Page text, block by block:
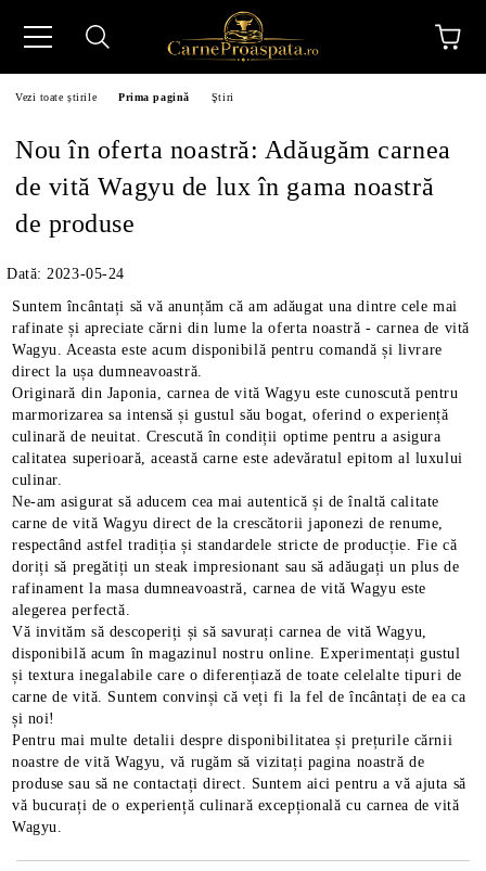
Vezi toate știrile Prima pagină Ştiri
Nou în oferta noastră: Adăugăm carnea
de vită Wagyu de lux în gama noastră
de produse
Dată: 2023-05-24
Suntem încântați să vă anunțăm că am adăugat una dintre cele mai
rafinate și apreciate cărni din lume la oferta noastră - carnea de vită
Wagyu. Aceasta este acum disponibilă pentru comandă și livrare
direct la ușa dumneavoastră.
Originară din Japonia, carnea de vită Wagyu este cunoscută pentru
marmorizarea sa intensă și gustul său bogat, oferind o experiență
culinară de neuitat. Crescută în condiții optime pentru a asigura
calitatea superioară, această carne este adevăratul epitom al luxului
culinar.
Ne-am asigurat să aducem cea mai autentică și de înaltă calitate
carne de vită Wagyu direct de la crescătorii japonezi de renume,
respectând astfel tradiția și standardele stricte de producție. Fie că
doriți să pregătiți un steak impresionant sau să adăugați un plus de
rafinament la masa dumneavoastră, carnea de vită Wagyu este
alegerea perfectă.
Vă invităm să descoperiți și să savurați carnea de vită Wagyu,
disponibilă acum în magazinul nostru online. Experimentați gustul
și textura inegalabile care o diferențiază de toate celelalte tipuri de
carne de vită. Suntem convinși că veți fi la fel de încântați de ea ca
și noi!
Pentru mai multe detalii despre disponibilitatea și prețurile cărnii
noastre de vită Wagyu, vă rugăm să vizitați pagina noastră de
produse sau să ne contactați direct. Suntem aici pentru a vă ajuta să
vă bucurați de o experiență culinară excepțională cu carnea de vită
Wagyu.